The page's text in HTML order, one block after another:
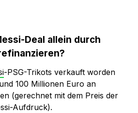
Deal allein durch
-PSG-Trikots verkauft worden
100 Millionen Euro an
(gerechnet mit dem Preis der
Aufdruck).